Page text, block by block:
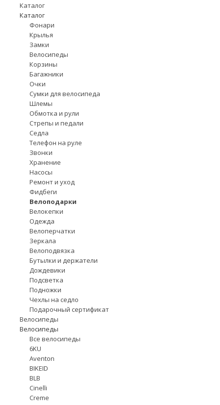
Каталог
Каталог
Фонари
Крылья
Замки
Велосипеды
Корзины
Багажники
Очки
Сумки для велосипеда
Шлемы
Обмотка и рули
Стрепы и педали
Седла
Телефон на руле
Звонки
Хранение
Насосы
Ремонт и уход
Фидбеги
Велоподарки
Велокепки
Одежда
Велоперчатки
Зеркала
Велоподвязка
Бутылки и держатели
Дождевики
Подсветка
Подножки
Чехлы на седло
Подарочный сертификат
Велосипеды
Велосипеды
Все велосипеды
6KU
Aventon
BIKEID
BLB
Cinelli
Creme